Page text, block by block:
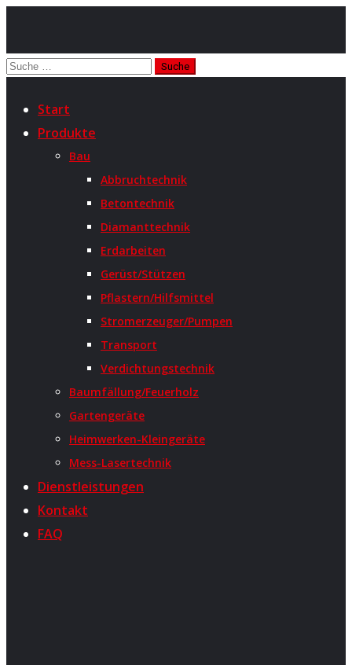
Start
Produkte
Bau
Abbruchtechnik
Betontechnik
Diamanttechnik
Erdarbeiten
Gerüst/Stützen
Pflastern/Hilfsmittel
Stromerzeuger/Pumpen
Transport
Verdichtungstechnik
Baumfällung/Feuerholz
Gartengeräte
Heimwerken-Kleingeräte
Mess-Lasertechnik
Dienstleistungen
Kontakt
FAQ